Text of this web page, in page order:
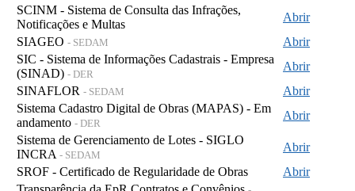
SCINM - Sistema de Consulta das Infrações,
Notificações e Multas
Abrir
SIAGEO - SEDAM
Abrir
SIC - Sistema de Informações Cadastrais - Empresa
(SINAD) - DER
Abrir
SINAFLOR - SEDAM
Abrir
Sistema Cadastro Digital de Obras (MAPAS) - Em
andamento - DER
Abrir
Sistema de Gerenciamento de Lotes - SIGLO
INCRA - SEDAM
Abrir
SROF - Certificado de Regularidade de Obras
Abrir